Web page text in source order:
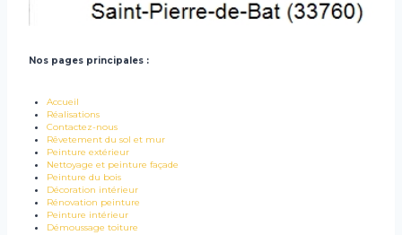
Nos pages principales :
Accueil
Réalisations
Contactez-nous
Rêvetement du sol et mur
Peinture extérieur
Nettoyage et peinture façade
Peinture du bois
Décoration intérieur
Rénovation peinture
Peinture intérieur
Démoussage toiture